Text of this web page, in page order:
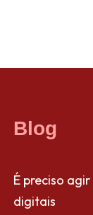
Blog
É preciso
digitais